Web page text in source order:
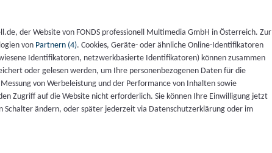
der Website von FONDS professionell Multimedia GmbH in Österreich. Zur
von Partnern (4). Cookies, Geräte- oder ähnliche Online-Identifikatoren
Identifikatoren, netzwerkbasierte Identifikatoren) können zusammen
oder gelesen werden, um Ihre personenbezogenen Daten für die
von Werbeleistung und der Performance von Inhalten sowie
Zugriff auf die Website nicht erforderlich. Sie können Ihre Einwilligung jetzt
Schalter ändern, oder später jederzeit via Datenschutzerklärung oder im